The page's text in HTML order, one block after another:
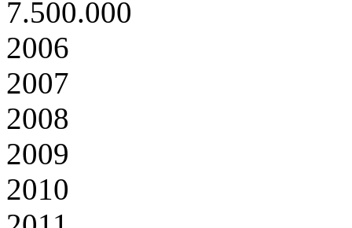
7.500.000
2006
2007
2008
2009
2010